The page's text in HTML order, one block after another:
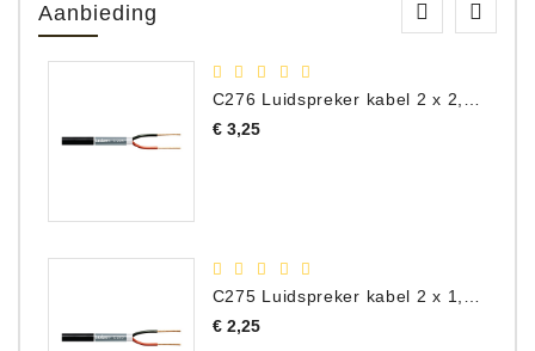
Aanbieding
€ 3,25Prijs
€ 2,25Prijs